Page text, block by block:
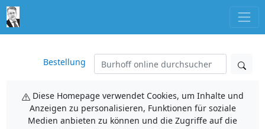
Bestellung
Diese Homepage verwendet Cookies, um Inhalte und
Anzeigen zu personalisieren, Funktionen für soziale
Medien anbieten zu können und die Zugriffe auf die